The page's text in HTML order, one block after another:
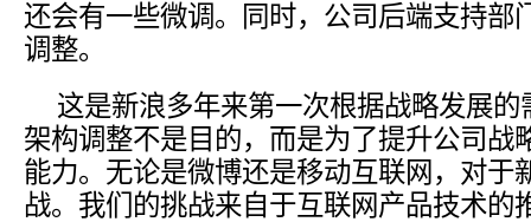
还会有一些微调。同时，公司后端支持部
调整。
这是新浪多年来第一次根据战略发展
架构调整不是目的，而是为了提升公司战
能力。无论是微博还是移动互联网，对于
战。我们的挑战来自于互联网产品技术的